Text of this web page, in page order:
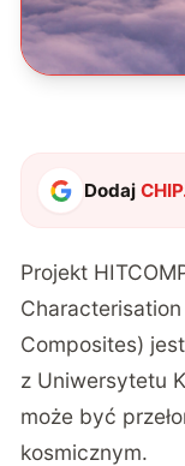
Dodaj
Projekt
Composites)
z Uniwersytetu
może być
kosmicznym.